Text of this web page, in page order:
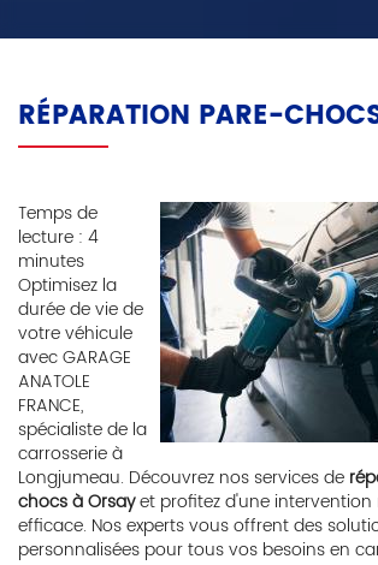
RÉPARATION PARE-
Temps de
lecture : 4
minutes
Optimisez la
durée de vie de
votre véhicule
avec GARAGE
ANATOLE
FRANCE,
spécialiste de la
carrosserie à
Longjumeau. Découvrez nos services de
chocs à Orsayet profitez d'une intervention
efficace. Nos experts vous offrent des
personnalisées pour tous vos besoins en